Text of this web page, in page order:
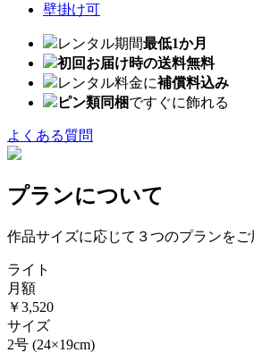
壁掛け可
レンタル期間最低1か月
初回お届け時の送料無料
レンタル料金に補償料込み
ピン類同梱ですぐに飾れる
よくある質問
プランについて
作品サイズに応じて３つのプランをご
ライト
月額
￥3,520
サイズ
2号 (24×19cm)